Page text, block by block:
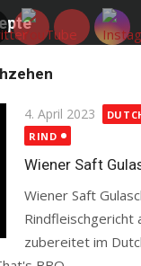
Posted
on
4. April 2023
RIND
Wiener Saft
Wiener Saft
Rindfleischgericht
zubereitet im